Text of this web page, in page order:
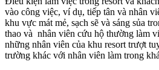
vào công việc, ví dụ, tiếp tân và nhân
khu vực mát mẻ, sạch sẽ và sáng sủa
thao và nhân viên cứu hộ thường làm
những nhân viên của khu resort trượt
trường khác với nhân viên làm trong